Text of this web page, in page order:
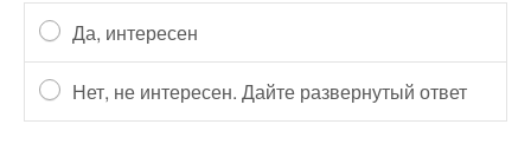
Да, интересен
Нет, не интересен. Дайте развернутый ответ